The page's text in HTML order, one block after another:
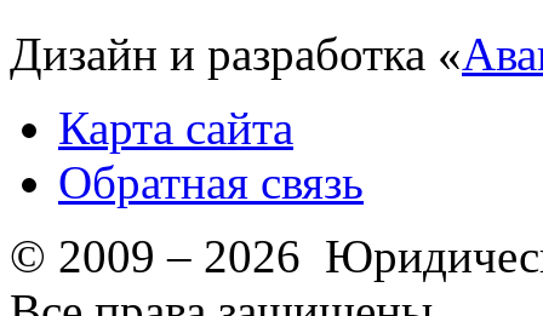
Дизайн и разработка «
Карта сайта
Обратная связь
© 2009 – 2026